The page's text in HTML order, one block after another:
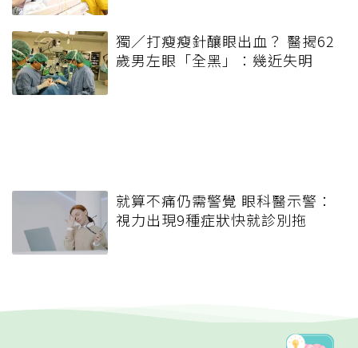
獨／打瘦瘦針釀眼出血？ 醫揭62
歲男左眼「全黑」：幾近失明
就算不痛仍需警覺 眼科醫示警：
視力出現9種症狀快就診別拖